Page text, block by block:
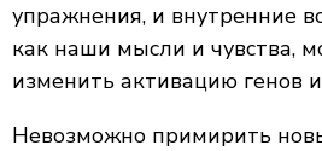
упражнения, и внутренние
как наши мысли и чувства,
изменить активацию генов
Невозможно примирить